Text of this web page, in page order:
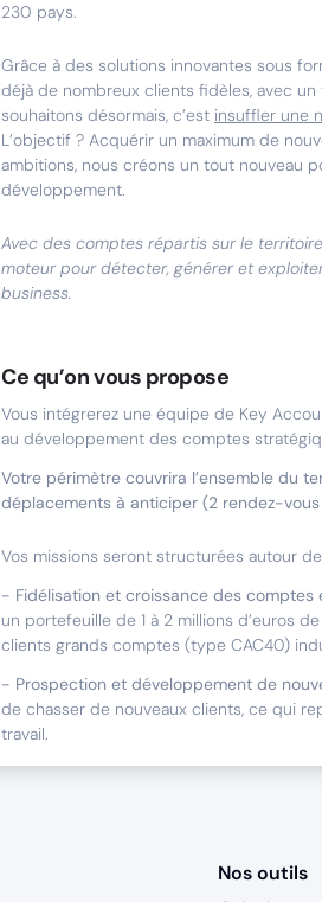
230 pays.
Grâce à des solutions innovantes sous
déjà de nombreux clients fidèles, avec
souhaitons désormais, c’est insuffler une
L’objectif ? Acquérir un maximum de
ambitions, nous créons un tout nouveau
développement.
Avec des comptes répartis sur le
moteur pour détecter, générer et
business.
Ce qu’on vous propose
Vous intégrerez une équipe de Key
au développement des comptes
Votre périmètre couvrira l’ensemble du
déplacements à anticiper (2 rendez-
Vos missions seront structurées autour
- Fidélisation et croissance des comptes
un portefeuille de 1 à 2 millions d’euros
clients grands comptes (type CAC40)
- Prospection et développement de
de chasser de nouveaux clients, ce qui
travail.
Nos outils